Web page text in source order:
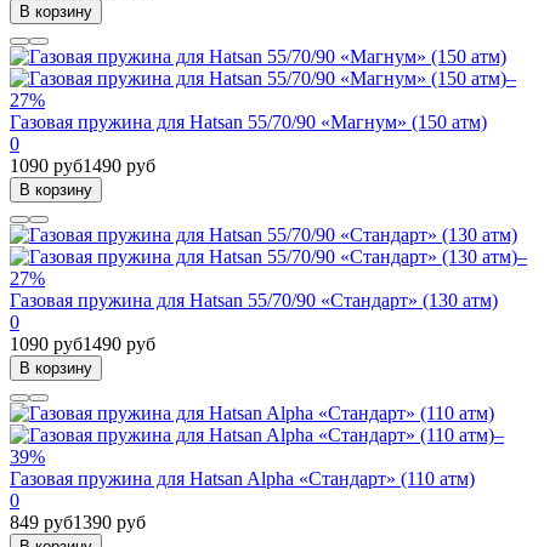
В корзину
–
27%
Газовая пружина для Hatsan 55/70/90 «Магнум» (150 атм)
0
1090 руб1490 руб
В корзину
–
27%
Газовая пружина для Hatsan 55/70/90 «Стандарт» (130 атм)
0
1090 руб1490 руб
В корзину
–
39%
Газовая пружина для Hatsan Alpha «Стандарт» (110 атм)
0
849 руб1390 руб